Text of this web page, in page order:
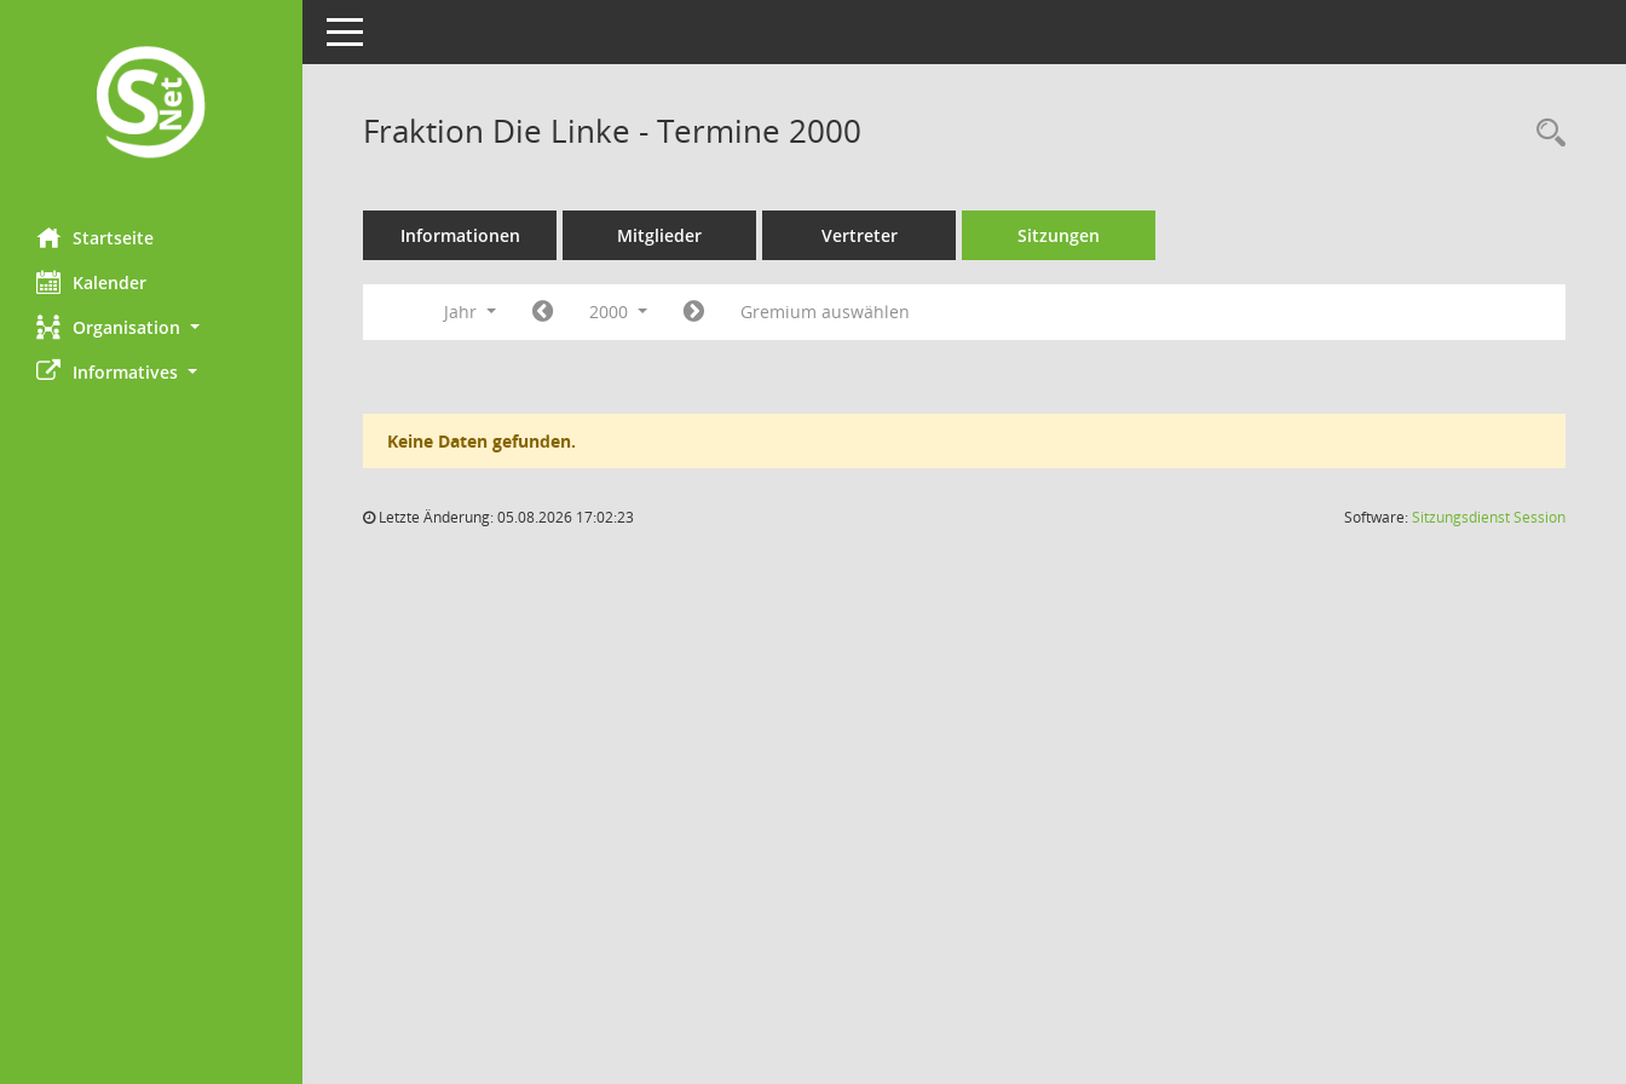
Startseite
Kalender
Organisation
Informatives
Toggle navigation
Fraktion Die Linke - Termine 2000
Informationen Mitglieder Vertreter Sitzungen
Jahr 2000 Gremium auswählen
Keine Daten gefunden.
Letzte Änderung: 05.08.2026 17:02:23 Software:SitzungsdienstSession(Wird in